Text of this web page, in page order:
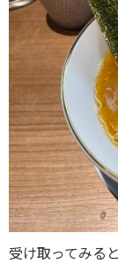
受け取ってみる